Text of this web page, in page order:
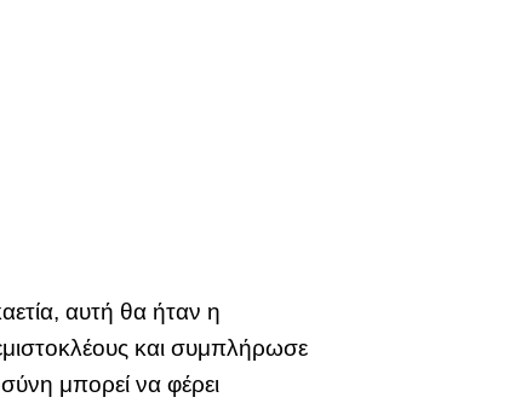
αυτή θα ήταν η
και συμπλήρωσε
μπορεί να φέρει